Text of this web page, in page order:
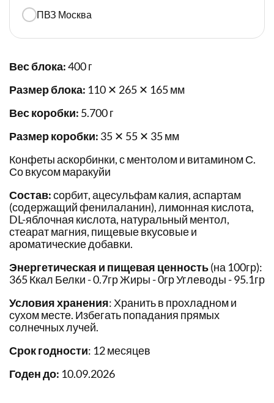
ПВЗ Москва
Вес блока:400 г
Размер блока: 110 ✕ 265 ✕ 165 мм
Вес коробки: 5.700 г
Размер коробки: 35 ✕ 55 ✕ 35 мм
Конфеты аскорбинки, с ментолом и витамином С.
Со вкусом маракуйи
Состав:сорбит, ацесульфам калия, аспартам
(содержащий фенилаланин), лимонная кислота,
DL-яблочная кислота, натуральный ментол,
стеарат магния, пищевые вкусовые и
ароматические добавки.
Энергетическая и пищевая ценность(на 100гр):
365 Ккал Белки - 0.7гр Жиры - 0гр Углеводы - 95.1гр
Условия хранения: Хранить в прохладном и
сухом месте. Избегать попадания прямых
солнечных лучей.
Срок годности: 12 месяцев
Годен до: 10.09.2026